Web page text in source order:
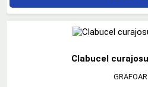
Clabucel